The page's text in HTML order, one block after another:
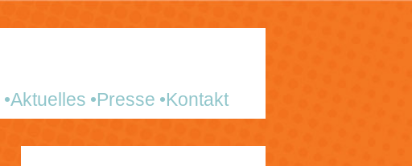
Aktuelles Presse Kontakt